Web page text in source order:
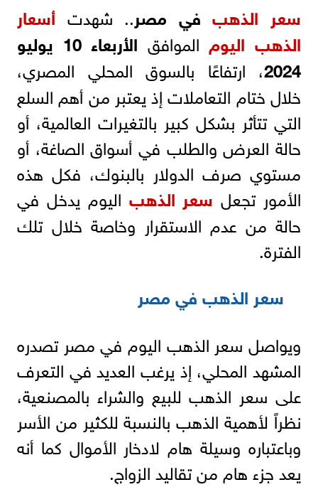
سعر الذهبفي مصر.. شهدت أسعار
الذهب اليوم الموافق
الأربعاء 10 يوليو
2024، ارتفاعًا بالسوق المحلي المصري،
خلال ختام التعاملات إذ يعتبر من أهم السلع
التي تتأثر بشكل كبير بالتغيرات العالمية، أو
حالة العرض والطلب في أسواق الصاغة، أو
مستوي صرف الدولار بالبنوك، فكل هذه
الأمور تجعل سعر الذهب اليوم يدخل في
حالة من عدم الاستقرار وخاصة خلال تلك
الفترة.
سعر الذهب في مصر
ويواصل سعر الذهب اليوم في مصر تصدره
المشهد المحلي، إذ يرغب العديد في التعرف
على سعر الذهب للبيع والشراء بالمصنعية،
نظراً لأهمية الذهب بالنسبة للكثير من الأسر
وباعتباره وسيلة هام لادخار الأموال كما أنه
يعد جزء هام من تقاليد الزواج.